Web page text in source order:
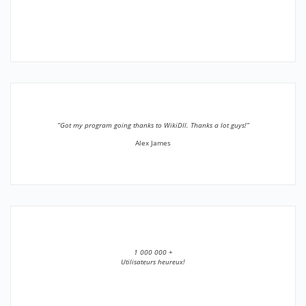
”Got my program going thanks to WikiDll. Thanks a lot guys!”
Alex James
1 000 000 +
Utilisateurs heureux!